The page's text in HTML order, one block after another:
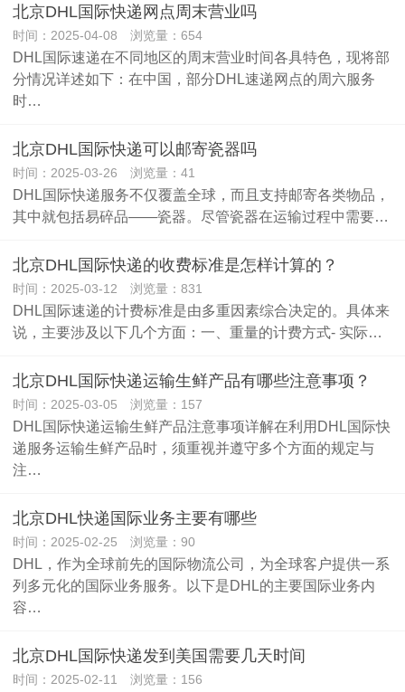
北京DHL国际快递网点周末营业吗
时间：2025-04-08 浏览量：654
DHL国际速递在不同地区的周末营业时间各具特色，现将部
分情况详述如下：在中国，部分DHL速递网点的周六服务
时…
北京DHL国际快递可以邮寄瓷器吗
时间：2025-03-26 浏览量：41
DHL国际快递服务不仅覆盖全球，而且支持邮寄各类物品，
其中就包括易碎品——瓷器。尽管瓷器在运输过程中需要…
北京DHL国际快递的收费标准是怎样计算的？
时间：2025-03-12 浏览量：831
DHL国际速递的计费标准是由多重因素综合决定的。具体来
说，主要涉及以下几个方面：一、重量的计费方式- 实际…
北京DHL国际快递运输生鲜产品有哪些注意事项？
时间：2025-03-05 浏览量：157
DHL国际快递运输生鲜产品注意事项详解在利用DHL国际快
递服务运输生鲜产品时，须重视并遵守多个方面的规定与
注…
北京DHL快递国际业务主要有哪些
时间：2025-02-25 浏览量：90
DHL，作为全球前先的国际物流公司，为全球客户提供一系
列多元化的国际业务服务。以下是DHL的主要国际业务内
容…
北京DHL国际快递发到美国需要几天时间
时间：2025-02-11 浏览量：156